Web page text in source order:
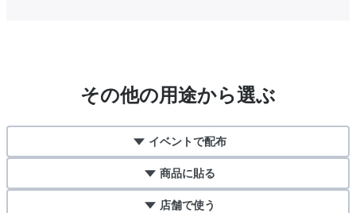
その他の用途から選ぶ
イベントで配布
商品に貼る
店舗で使う